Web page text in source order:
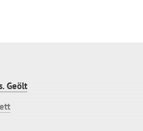
Geölt